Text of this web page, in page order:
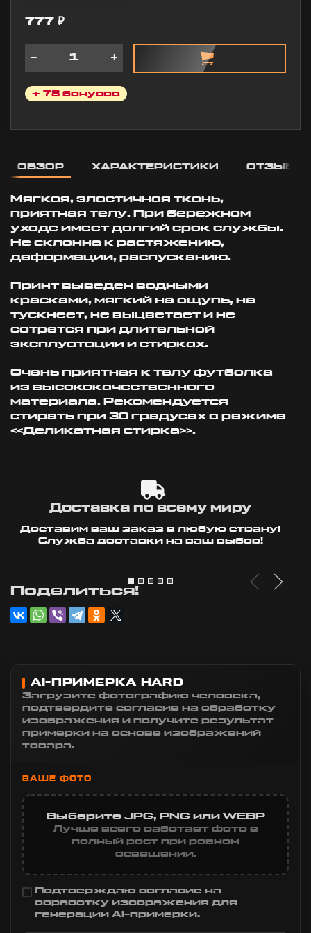
777 ₽
+ 78 бонусов
ОБЗОР ХАРАКТЕРИСТИКИ ОТЗЫВЫ
Мягкая, эластичная ткань,
приятная телу. При бережном
уходе имеет долгий срок службы.
Не склонна к растяжению,
деформации, распусканию.
Принт выведен водными
красками, мягкий на ощупь, не
тускнеет, не выцветает и не
сотрется при длительной
эксплуатации и стирках.
Очень приятная к телу футболка
из высококачественного
материала. Рекомендуется
стирать при 30 градусах в режиме
«Деликатная стирка».
Доставка по всему миру
Доставим ваш заказ в любую страну!
Служба доставки на ваш выбор!
Поделиться!
AI-ПРИМЕРКА HARD
Загрузите фотографию человека,
подтвердите согласие на обработку
изображения и получите результат
примерки на основе изображений
товара.
ВАШЕ ФОТО
Выберите JPG, PNG или WEBP
Лучше всего работает фото в
полный рост при ровном
освещении.
Подтверждаю согласие на
обработку изображения для
генерации AI-примерки.